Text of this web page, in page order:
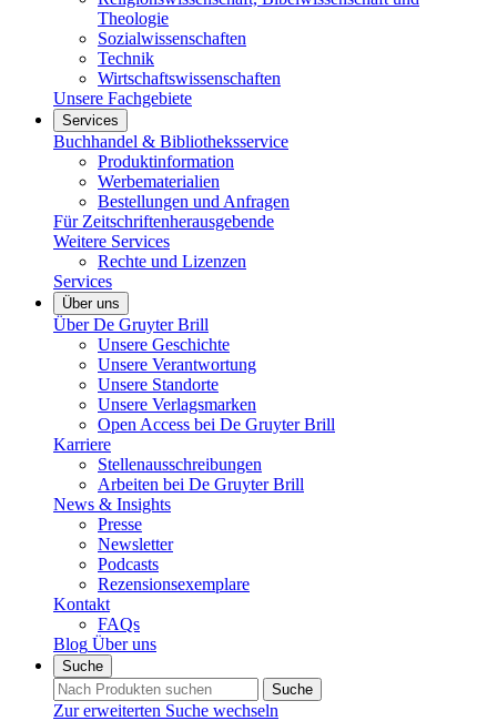
Theologie
Sozialwissenschaften
Technik
Wirtschaftswissenschaften
Unsere Fachgebiete
Services
Buchhandel & Bibliotheksservice
Produktinformation
Werbematerialien
Bestellungen und Anfragen
Für Zeitschriftenherausgebende
Weitere Services
Rechte und Lizenzen
Services
Über uns
Über De Gruyter Brill
Unsere Geschichte
Unsere Verantwortung
Unsere Standorte
Unsere Verlagsmarken
Open Access bei De Gruyter Brill
Karriere
Stellenausschreibungen
Arbeiten bei De Gruyter Brill
News & Insights
Presse
Newsletter
Podcasts
Rezensionsexemplare
Kontakt
FAQs
Blog Über uns
Suche
Suche
Zur erweiterten Suche wechseln